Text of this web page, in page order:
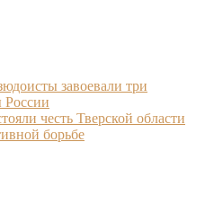
завоевали три
России
честь Тверской области
борьбе